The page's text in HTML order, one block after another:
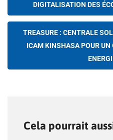
DIGITALISATION DES
TREASURE : CENTRALE
ICAM KINSHASA POUR UN
Cela pourrait